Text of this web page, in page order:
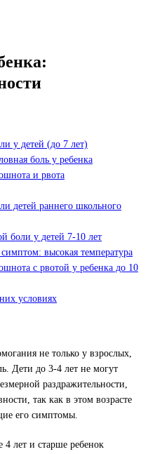
у детей (до 7 лет)
боль у ребенка
и рвота
детей раннего школьного
боли у детей 7-10 лет
высокая температура
с рвотой у ребенка до 10
условиях
не только у взрослых,
Дети до 3-4 лет не могут
раздражительности,
так как в этом возрасте
его симптомы.
4 лет и старше ребенок